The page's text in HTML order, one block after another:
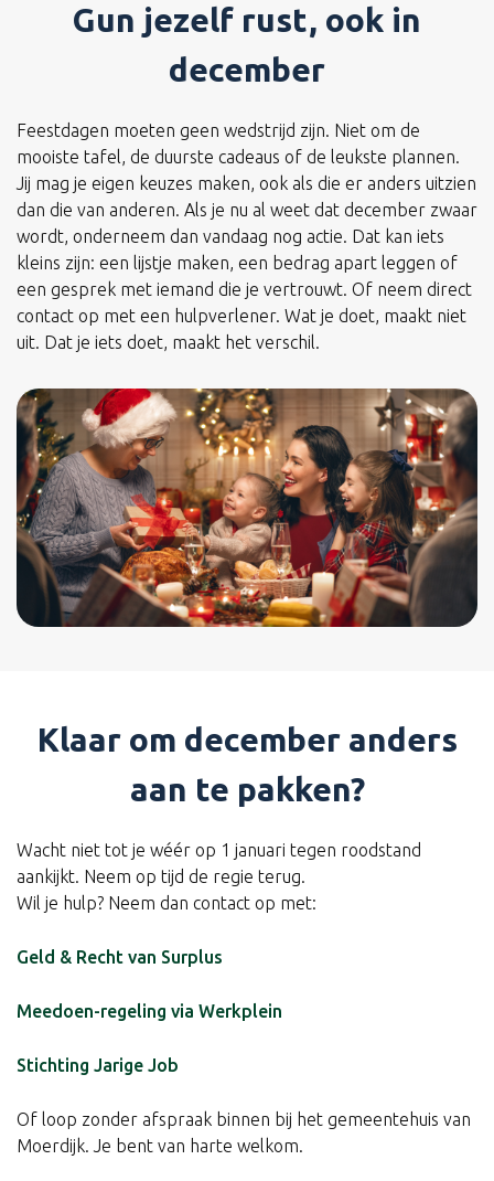
Gun jezelf rust, ook in
december
Feestdagen moeten geen wedstrijd zijn. Niet om de
mooiste tafel, de duurste cadeaus of de leukste plannen.
Jij mag je eigen keuzes maken, ook als die er anders uitzien
dan die van anderen. Als je nu al weet dat december zwaar
wordt, onderneem dan vandaag nog actie. Dat kan iets
kleins zijn: een lijstje maken, een bedrag apart leggen of
een gesprek met iemand die je vertrouwt. Of neem direct
contact op met een hulpverlener. Wat je doet, maakt niet
uit. Dat je iets doet, maakt het verschil.
Klaar om december anders
aan te pakken?
Wacht niet tot je wéér op 1 januari tegen roodstand
aankijkt. Neem op tijd de regie terug.
Wil je hulp? Neem dan contact op met:
Geld & Recht van Surplus
Meedoen-regeling via Werkplein
Stichting Jarige Job
Of loop zonder afspraak binnen bij het gemeentehuis van
Moerdijk. Je bent van harte welkom.